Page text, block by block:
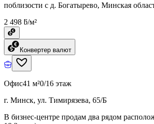
поблизости с д. Богатырево, Минская
2 498 ƃ/м²
Конвертер валют
Офис41 м²0/16 этаж
г. Минск, ул. Тимирязева, 65/Б
В бизнес-центре продам два рядом